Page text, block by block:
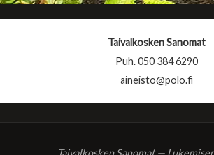
Taivalkosken Sanomat
Puh. 050 384 6290
aineisto@polo.fi
Taivalkosken Sanomat —